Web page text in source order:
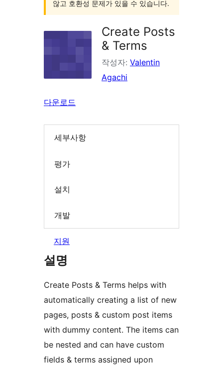
않고 호환성 문제가 있을 수 있습니다.
Create Posts
& Terms
작성자: Valentin
Agachi
다운로드
세부사항
평가
설치
개발
지원
설명
Create Posts & Terms helps with
automatically creating a list of new
pages, posts & custom post items
with dummy content. The items can
be nested and can have custom
fields & terms assigned upon